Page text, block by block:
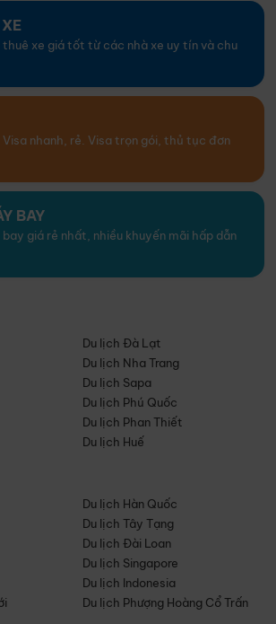
thuê xe giá tốt từ các nhà xe uy tín và chu
Visa nhanh, rẻ. Visa trọn gói, thủ tục đơn
BAY
bay giá rẻ nhất, nhiều khuyến mãi hấp dẫn
Du lịch Đà Lạt
Du lịch Nha Trang
Du lịch Sapa
Du lịch Phú Quốc
Du lịch Phan Thiết
Du lịch Huế
Du lịch Hàn Quốc
Du lịch Tây Tạng
Du lịch Đài Loan
Du lịch Singapore
Du lịch Indonesia
Du lịch Phượng Hoàng Cổ Trấn